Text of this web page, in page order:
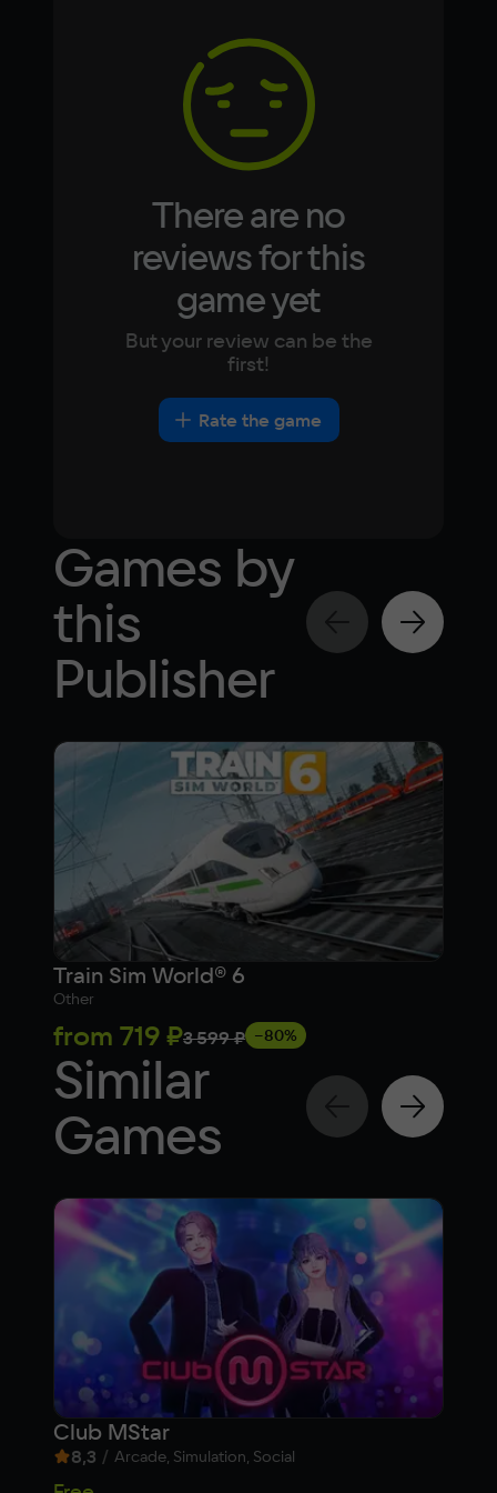
Video card
NVIDIA GeForce GTX 750 Ti
Other
DirectX(R): 10, Звуковая карта: совместимая
Japanese
There are no
reviews for this
game yet
But your review can be the
first!
Rate the game
Games by
this
Publisher
Train Sim World® 6
Other
from 719 ₽3 599 ₽ −80%
Similar
Games
Club MStar
8,3 / Arcade, Simulation, Social